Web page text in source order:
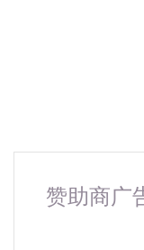
赞助商广